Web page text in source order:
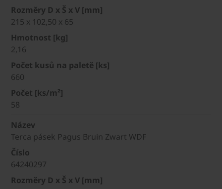
Rozměry D x Š x V [mm]
215 x 102,50 x 65
Hmotnost [kg]
2,16
Počet kusů na paletě [ks]
660
Počet [ks/m²]
58
Název
Terca pásek Pagus Bruin Zwart WDF
Číslo
64240297
Rozměry D x Š x V [mm]